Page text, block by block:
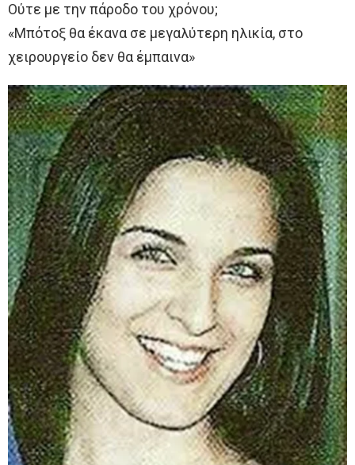
Ούτε µε την πάροδο του χρόνου;
«Μπότοξ θα έκανα σε µεγαλύτερη ηλικία, στο
χειρουργείο δεν θα έµπαινα»